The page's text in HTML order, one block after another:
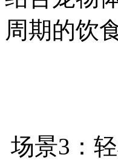
周期的饮
场景3：